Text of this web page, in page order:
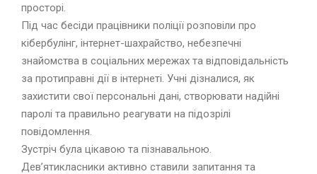
просторі.
Під час бесіди працівники поліції розповіли про
кібербулінг, інтернет-шахрайство, небезпечні
знайомства в соціальних мережах та відповідальність
за протиправні дії в інтернеті. Учні дізналися, як
захистити свої персональні дані, створювати надійні
паролі та правильно реагувати на підозрілі
повідомлення.
Зустріч була цікавою та пізнавальною.
Дев’ятикласники активно ставили запитання та